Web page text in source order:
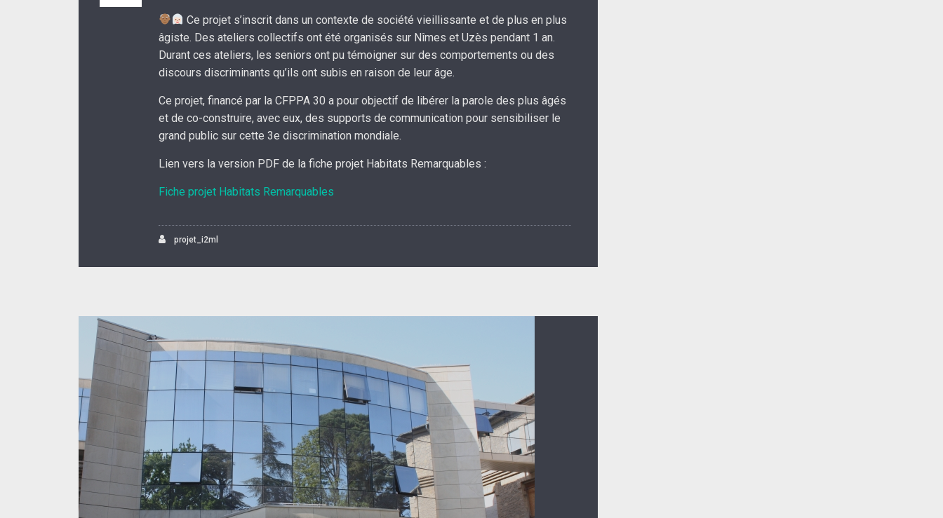
Ce projet s’inscrit dans un contexte de société vieillissante et de plus en plus
âgiste. Des ateliers collectifs ont été organisés sur Nîmes et Uzès pendant 1 an.
Durant ces ateliers, les seniors ont pu témoigner sur des comportements ou des
discours discriminants qu’ils ont subis en raison de leur âge.
Ce projet, financé par la CFPPA 30 a pour objectif de libérer la parole des plus âgés
et de co-construire, avec eux, des supports de communication pour sensibiliser le
grand public sur cette 3e discrimination mondiale.
Lien vers la version PDF de la fiche projet Habitats Remarquables :
Fiche projet Habitats Remarquables
projet_i2ml